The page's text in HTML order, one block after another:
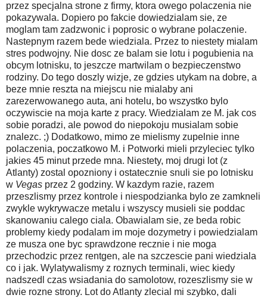
przez specjalna strone z firmy, ktora owego polaczenia nie
pokazywala. Dopiero po fakcie dowiedzialam sie, ze
moglam tam zadzwonic i poprosic o wybrane polaczenie.
Nastepnym razem bede wiedziala. Przez to niestety mialam
stres podwojny. Nie dosc ze balam sie lotu i pogubienia na
obcym lotnisku, to jeszcze martwilam o bezpieczenstwo
rodziny. Do tego doszly wizje, ze gdzies utykam na dobre, a
beze mnie reszta na miejscu nie mialaby ani
zarezerwowanego auta, ani hotelu, bo wszystko bylo
oczywiscie na moja karte z pracy. Wiedzialam ze M. jak cos
sobie poradzi, ale powod do niepokoju musialam sobie
znalezc. ;) Dodatkowo, mimo ze mielismy zupelnie inne
polaczenia, poczatkowo M. i Potworki mieli przyleciec tylko
jakies 45 minut przede mna. Niestety, moj drugi lot (z
Atlanty) zostal opozniony i ostatecznie snuli sie po lotnisku
w Vegas przez 2 godziny. W kazdym razie, razem
przeszlismy przez kontrole i niespodzianka bylo ze zamkneli
zwykle wykrywacze metalu i wszyscy musieli sie poddac
skanowaniu calego ciala. Obawialam sie, ze beda robic
problemy kiedy podalam im moje dozymetry i powiedzialam
ze musza one byc sprawdzone recznie i nie moga
przechodzic przez rentgen, ale na szczescie pani wiedziala
co i jak. Wylatywalismy z roznych terminali, wiec kiedy
nadszedl czas wsiadania do samolotow, rozeszlismy sie w
dwie rozne strony. Lot do Atlanty zlecial mi szybko, dali